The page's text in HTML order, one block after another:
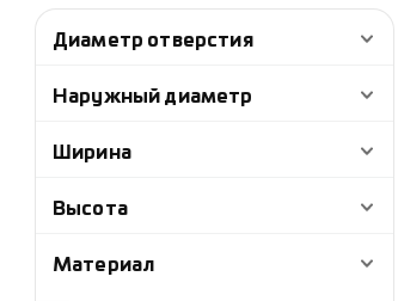
Диаметр отверстия
Наружный диаметр
Ширина
Высота
Материал